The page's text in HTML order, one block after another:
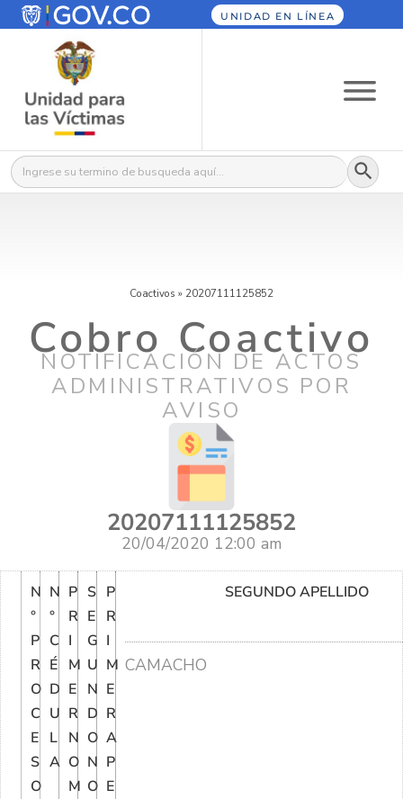
UNIDAD EN LÍNEA
Buscar: Botón
Coactivos » 20207111125852
Cobro Coactivo
NOTIFICACIÓN DE ACTOS
ADMINISTRATIVOS POR
AVISO
20207111125852
20/04/2020 12:00 am
N
°
P
R
O
C
E
S
O
N
°
C
É
D
U
L
A
P
R
I
M
E
R
N
O
M
S
E
G
U
N
D
O
N
O
P
R
I
M
E
R
A
P
E
SEGUNDO APELLIDO
CAMACHO